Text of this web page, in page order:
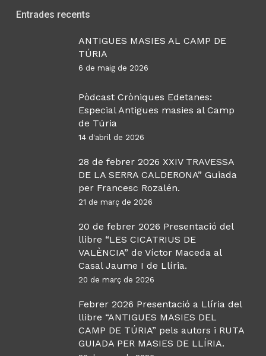
Entrades recents
ANTIGUES MASIES AL CAMP DE
TÚRIA
6 de maig de 2026
Pòdcast Cròniques Edetanes:
Especial Antigues masies al Camp
de Túria
14 d'abril de 2026
28 de febrer 2026 XXIV TRAVESSA
DE LA SERRA CALDERONA” Guiada
per Francesc Rozalén.
21 de març de 2026
20 de febrer 2026 Presentació del
llibre “LES CICATRIUS DE
VALÈNCIA” de Víctor Maceda al
Casal Jaume I de Llíria.
20 de març de 2026
Febrer 2026 Presentació a Llíria del
llibre “ANTIGUES MASIES DEL
CAMP DE TÚRIA” pels autors i RUTA
GUIADA PER MASIES DE LLÍRIA.